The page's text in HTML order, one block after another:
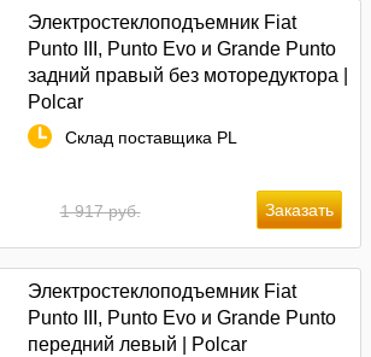
Электростеклоподъемник Fiat
Punto III, Punto Evo и Grande Punto
задний правый без моторедуктора |
Polcar
Склад поставщика PL
1 917 руб.
Электростеклоподъемник Fiat
Punto III, Punto Evo и Grande Punto
передний левый | Polcar